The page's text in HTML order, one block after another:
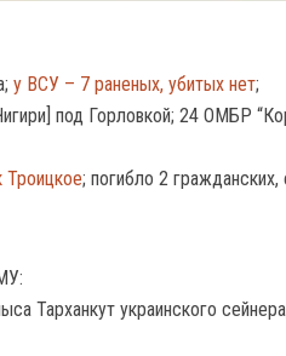
у ВСУ – 7 раненых, убитых нет;
под Горловкой; 24 ОМБР
Троицкое; погибло 2
Тарханкут украинского